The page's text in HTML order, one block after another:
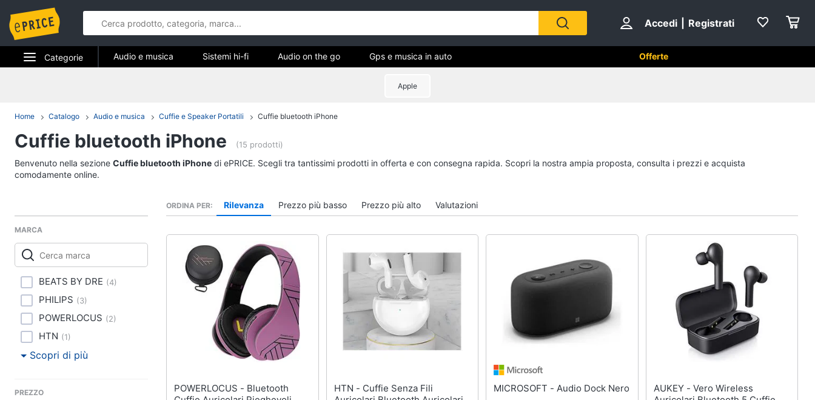
Accedi Registrati
Categorie
Telefonia
Tv e Home Cinema
Videogiochi
Audio e musica
Arredo
Salute e igiene
Sistemi hi-fi
Radio
Vedi tutti
Audio on the go
Vedi tutti Vedi tutti
Chitarra elettrica
Audio e musica Sistemi hi-fi Audio on the go Gps e musica in auto Offerte
Apple
Home Catalogo Audio e musica Cuffie e Speaker Portatili Cuffie bluetooth iPhone
Cuffie bluetooth iPhone (15 prodotti)
Benvenuto nella sezione Cuffie bluetooth iPhone di ePRICE. Scegli tra tantissimi prodotti in offerta e con consegna rapida. Scopri la nostra ampia proposta, consulta i prezzi e acquista
comodamente online.
MARCA
BEATS BY DRE (4)
PHILIPS (3)
POWERLOCUS (2)
HTN (1)
Scopri di più
PREZZO
ORDINA PER Rilevanza Prezzo più basso Prezzo più alto Valutazioni
POWERLOCUS - Bluetooth
HTN - Cuffie Senza Fili
MICROSOFT - Audio Dock Nero
AUKEY - Vero Wireless